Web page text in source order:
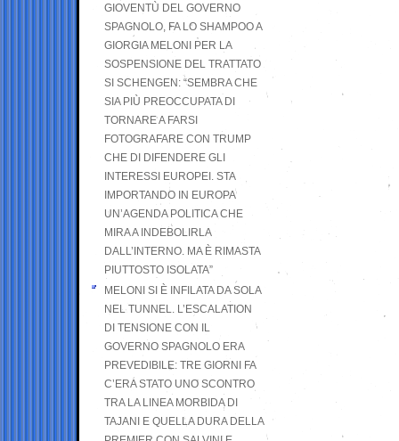
GIOVENTÙ DEL GOVERNO
SPAGNOLO, FA LO SHAMPOO A
GIORGIA MELONI PER LA
SOSPENSIONE DEL TRATTATO
SI SCHENGEN: “SEMBRA CHE
SIA PIÙ PREOCCUPATA DI
TORNARE A FARSI
FOTOGRAFARE CON TRUMP
CHE DI DIFENDERE GLI
INTERESSI EUROPEI. STA
IMPORTANDO IN EUROPA
UN’AGENDA POLITICA CHE
MIRA A INDEBOLIRLA
DALL’INTERNO. MA È RIMASTA
PIUTTOSTO ISOLATA”
MELONI SI È INFILATA DA SOLA
NEL TUNNEL. L’ESCALATION
DI TENSIONE CON IL
GOVERNO SPAGNOLO ERA
PREVEDIBILE: TRE GIORNI FA
C’ERA STATO UNO SCONTRO
TRA LA LINEA MORBIDA DI
TAJANI E QUELLA DURA DELLA